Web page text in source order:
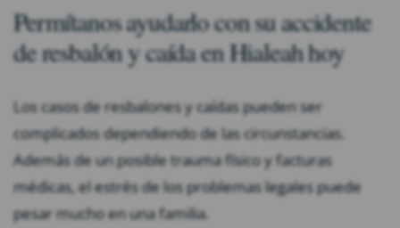
Permítanos ayudarlo con su accidente
de resbalón y caída en Hialeah hoy
Los casos de resbalones y caídas pueden ser
complicados dependiendo de las circunstancias.
Además de un posible trauma físico y facturas
médicas, el estrés de los problemas legales puede
pesar mucho en una familia.